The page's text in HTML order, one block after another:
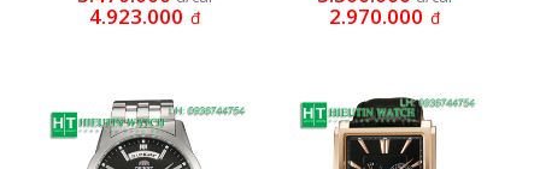
4.923.000 đ 2.970.000 đ